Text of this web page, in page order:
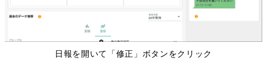
日報を開いて「修正」ボタンをクリック